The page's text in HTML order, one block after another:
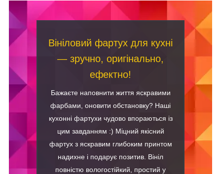
Вініловий фартух для кухні
— зручно, оригінально,
ефектно!
Бажаєте наповнити життя яскравими
фарбами, оновити обстановку? Наші
кухонні фартухи чудово впораються із
цим завданням :) Міцний якісний
фартух з яскравим глибоким принтом
надихне і подарує позитив. Вініл
повністю вологостійкий, простий у